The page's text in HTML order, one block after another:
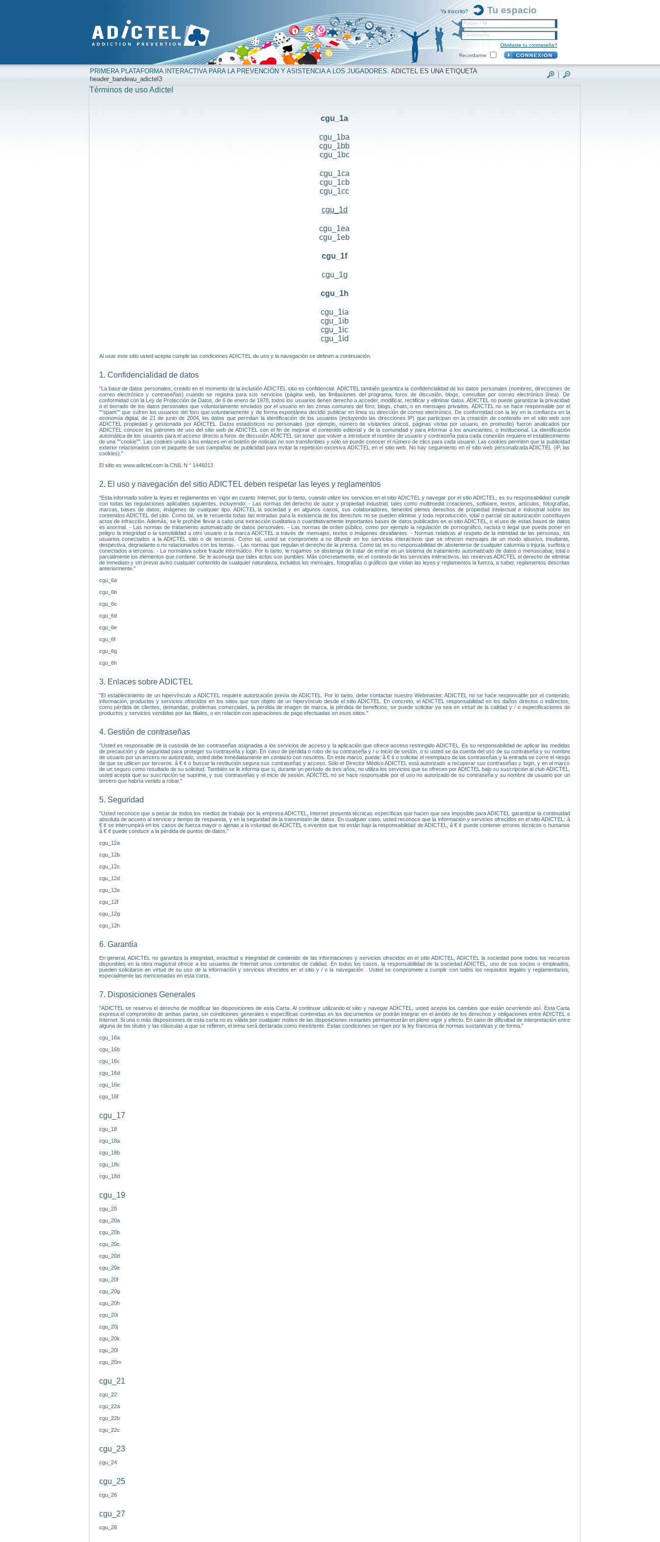
Ya inscrito? Tu espacio
Apodo / Id
Contraseña
Olvidaste tu contraseña?
Recordarme
PRIMERA PLATAFORMA INTERACTIVA PARA LA PREVENCIÓN Y ASISTENCIA A LOS JUGADORES. ADICTEL ES UNA ETIQUETA
header_bandeau_adictel3
Términos de uso Adictel
cgu_1a
cgu_1ba
cgu_1bb
cgu_1bc
cgu_1ca
cgu_1cb
cgu_1cc
cgu_1d
cgu_1ea
cgu_1eb
cgu_1f
cgu_1g
cgu_1h
cgu_1ia
cgu_1ib
cgu_1ic
cgu_1id
Al usar este sitio usted acepta cumplir las condiciones ADICTEL de uso y la navegación se definen a continuación.
1. Confidencialidad de datos
"La base de datos personales, creado en el momento de la inclusión ADICTEL sitio es confidencial. ADICTEL también garantiza la confidencialidad de los datos personales (nombres, direcciones de
correo electrónico y contraseñas) cuando se registra para sus servicios (página web, las limitaciones del programa, foros de discusión, blogs, consultas por correo electrónico línea). De
conformidad con la Ley de Protección de Datos, de 6 de enero de 1978, todos los usuarios tienen derecho a acceder, modificar, rectificar y eliminar datos. ADICTEL no puede garantizar la privacidad
o el borrado de los datos personales que voluntariamente enviados por el usuario en las zonas comunes del foro, blogs, chats, o en mensajes privados. ADICTEL no se hace responsable por el
""spam"" que sufren los usuarios del foro que voluntariamente y de forma espontánea decidió publicar en línea su dirección de correo electrónico. De conformidad con la ley en la confianza en la
economía digital, de 21 de junio de 2004, los datos que permitan la identificación de los usuarios (incluyendo las direcciones IP) que participan en la creación de contenido en el sitio web son
ADICTEL propiedad y gestionada por ADICTEL. Datos estadísticos no personales (por ejemplo, número de visitantes únicos, páginas vistas por usuario, en promedio) fueron analizados por
ADICTEL conocer los patrones de uso del sitio web de ADICTEL con el fin de mejorar el contenido editorial y de la comunidad y para informar a los anunciantes, o institucional. La identificación
automática de los usuarios para el acceso directo a foros de discusión ADICTEL sin tener que volver a introducir el nombre de usuario y contraseña para cada conexión requiere el establecimiento
de una ""cookie"". Las cookies unido a los enlaces en el boletín de noticias no son transferibles y sólo se puede conocer el número de clics para cada usuario. Las cookies permiten que la publicidad
exterior relacionados con el paquete de sus campañas de publicidad para evitar la repetición excesiva ADICTEL en el sitio web. No hay seguimiento en el sitio web personalizada ADICTEL (IP, las
cookies)."
El sitio es www.adictel.com la CNIL N ° 1446013
2. El uso y navegación del sitio ADICTEL deben respetar las leyes y reglamentos
"Esta informado sobre la leyes et reglamentos en vigor en cuanto Internet, por lo tanto, cuando utilize los servicios en el sitio ADICTEL y navegar por el sitio ADICTEL, es su responsabilidad cumplir
con todas las regulaciones aplicables siguientes, incluyendo: - Las normas del derecho de autor y propiedad industrial, tales como multimedia creaciones, software, textos, artículos, fotografías,
marcas, bases de datos, imágenes de cualquier tipo. ADICTEL la sociedad y en algunos casos, sus colaboradores, tienenlos plenos derechos de propiedad intelectual e industrial sobre los
contenidos ADICTEL del sitio. Como tal, se le recuerda todas las entradas para la existencia de los derechos no se pueden eliminar y toda reproducción, total o parcial sin autorización constituyen
actos de infracción. Además, se le prohíbe llevar a cabo una extracción cualitativa o cuantitativamente importantes bases de datos publicados en el sitio ADICTEL, o el uso de estas bases de datos
es anormal. - Las normas de tratamiento automatizado de datos personales. - Las normas de orden público, como por ejemplo la regulación de pornográfico, racista o ilegal que pueda poner en
peligro la integridad o la sensibilidad a otro usuario o la marca ADICTEL a través de mensajes, textos o imágenes desafiantes. - Normas relativas al respeto de la intimidad de las personas, los
usuarios conectados a la ADICTEL sitio o de terceros. Como tal, usted se compromete a no difundir en los servicios interactivos que se ofrecen mensajes de un modo abusivo, insultante,
despectiva, degradante o no relacionados con los temas. - Las normas que regulan el derecho de la prensa. Como tal, es su responsabilidad de abstenerse de cualquier calumnia o injuria, surfista o
conectados a terceros. - La normativa sobre fraude informático. Por lo tanto, le rogamos se abstenga de tratar de entrar en un sistema de tratamiento automatizado de datos o menoscabar, total o
parcialmente los elementos que contiene. Se le aconseja que tales actos son punibles. Más concretamente, en el contexto de los servicios interactivos, las reservas ADICTEL el derecho de eliminar
de inmediato y sin previo aviso cualquier contenido de cualquier naturaleza, incluidos los mensajes, fotografías o gráficos que violan las leyes y reglamentos la fuerza, a saber, reglamentos descritas
anteriormente."
cgu_6a
cgu_6b
cgu_6c
cgu_6d
cgu_6e
cgu_6f
cgu_6g
cgu_6h
3. Enlaces sobre ADICTEL
"El establecimiento de un hipervínculo a ADICTEL requiere autorización previa de ADICTEL. Por lo tanto, debe contactar nuestro Webmaster. ADICTEL no se hace responsable por el contenido,
información, productos y servicios ofrecidos en los sitios que son objeto de un hipervínculo desde el sitio ADICTEL. En concreto, el ADICTEL responsabilidad en los daños directos o indirectos,
como pérdida de clientes, demandas, problemas comerciales, la pérdida de imagen de marca, la pérdida de beneficios, se puede solicitar ya sea en virtud de la calidad y / o especificaciones de
productos y servicios vendidos por las filiales, o en relación con operaciones de pago efectuadas en esos sitios."
4. Gestión de contraseñas
"Usted es responsable de la custodia de las contraseñas asignadas a los servicios de acceso y la aplicación que ofrece acceso restringido ADICTEL. Es su responsabilidad de aplicar las medidas
de precaución y de seguridad para proteger su contraseña y login. En caso de pérdida o robo de su contraseña y / o inicio de sesión, o si usted se da cuenta del uso de su contraseña y su nombre
de usuario por un tercero no autorizado, usted debe inmediatamente en contacto con nosotros. En este marco, puede: â € ¢ o solicitar el reemplazo de las contraseñas y la entrada se corre el riesgo
de que se utilicen por terceros. â € ¢ o buscar la restitución segura sus contraseñas y acceso. Sólo el Director Médico ADICTEL está autorizado a recuperar sus contraseñas y login, y en el marco
de un seguro como resultado de su solicitud. También se le informa que si, durante un período de tres años, no utiliza los servicios que se ofrecen por ADICTEL bajo su suscripción al club ADICTEL,
usted acepta que su suscripción se suprime, y sus contraseñas y el inicio de sesión. ADICTEL no se hace responsable por el uso no autorizado de su contraseña y su nombre de usuario por un
tercero que habría venido a robar."
5. Seguridad
"Usted reconoce que a pesar de todos los medios de trabajo por la empresa ADICTEL, Internet presenta técnicas específicas que hacen que sea imposible para ADICTEL garantizar la continuidad
absoluta de acceso al servicio y tiempo de respuesta, y en la seguridad de la transmisión de datos. En cualquier caso, usted reconoce que la información y servicios ofrecidos en el sitio ADICTEL: â
€ ¢ se interrumpirá en los casos de fuerza mayor o ajenas a la voluntad de ADICTEL o eventos que no están bajo la responsabilidad de ADICTEL, â € ¢ puede contener errores técnicos o humanos
â € ¢ puede conducir a la pérdida de puntos de datos."
cgu_12a
cgu_12b
cgu_12c
cgu_12d
cgu_12e
cgu_12f
cgu_12g
cgu_12h
6. Garantía
En general, ADICTEL no garantiza la integridad, exactitud e integridad de contenido de las informaciones y servicios ofrecidos en el sitio ADICTEL, ADICTEL la sociedad pone todos los recursos
disponibles en la obra magistral ofrece a los usuarios de Internet unos contenidos de calidad. En todos los casos, la responsabilidad de la sociedad ADICTEL, uno de sus socios o empleados,
pueden solicitarse en virtud de su uso de la información y servicios ofrecidos en el sitio y / o la navegación . Usted se compromete a cumplir con todos los requisitos legales y reglamentarios,
especialmente las mencionadas en esta carta.
7. Disposiciones Generales
"ADICTEL se reserva el derecho de modificar las disposiciones de esta Carta. Al continuar utilizando el sitio y navegar ADICTEL, usted acepta los cambios que están ocurriendo así. Esta Carta
expresa el compromiso de ambas partes, sin condiciones generales o específicas contenidas en los documentos se podrán integrar en el ámbito de los derechos y obligaciones entre ADICTEL e
Internet. Si una o más disposiciones de esta carta no es válida por cualquier motivo de las disposiciones restantes permanecerán en pleno vigor y efecto. En caso de dificultad de interpretación entre
alguna de los títulos y las cláusulas a que se refieren, el tema será declarada como inexistente. Estas condiciones se rigen por la ley francesa de normas sustantivas y de forma."
cgu_16a
cgu_16b
cgu_16c
cgu_16d
cgu_16e
cgu_16f
cgu_17
cgu_18
cgu_18a
cgu_18b
cgu_18c
cgu_18d
cgu_19
cgu_20
cgu_20a
cgu_20b
cgu_20c
cgu_20d
cgu_20e
cgu_20f
cgu_20g
cgu_20h
cgu_20i
cgu_20j
cgu_20k
cgu_20l
cgu_20m
cgu_21
cgu_22
cgu_22a
cgu_22b
cgu_22c
cgu_23
cgu_24
cgu_25
cgu_26
cgu_27
cgu_28